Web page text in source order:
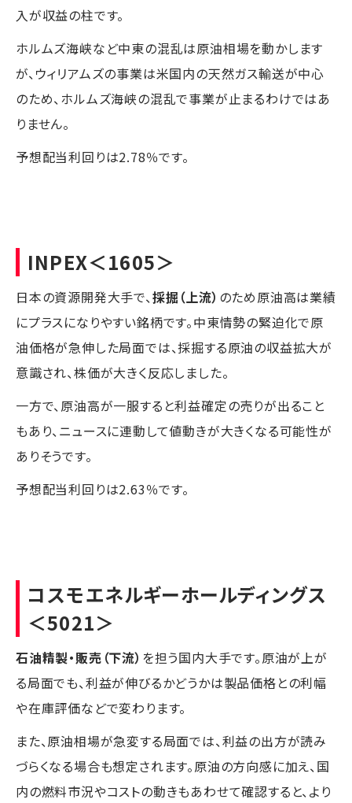
入が収益の柱です。
ホルムズ海峡など中東の混乱は原油相場を動かします
が、ウィリアムズの事業は米国内の天然ガス輸送が中心
のため、ホルムズ海峡の混乱で事業が止まるわけではあ
りません。
予想配当利回りは2.78％です。
INPEX＜1605＞
日本の資源開発大手で、採掘（上流） のため原油高は業績
にプラスになりやすい銘柄です。中東情勢の緊迫化で原
油価格が急伸した局面では、採掘する原油の収益拡大が
意識され、株価が大きく反応しました。
一方で、原油高が一服すると利益確定の売りが出ること
もあり、ニュースに連動して値動きが大きくなる可能性が
ありそうです。
予想配当利回りは2.63％です。
コスモエネルギーホールディングス
＜5021＞
石油精製・販売（下流） を担う国内大手です。原油が上が
る局面でも、利益が伸びるかどうかは製品価格との利幅
や在庫評価などで変わります。
また、原油相場が急変する局面では、利益の出方が読み
づらくなる場合も想定されます。原油の方向感に加え、国
内の燃料市況やコストの動きもあわせて確認すると、より